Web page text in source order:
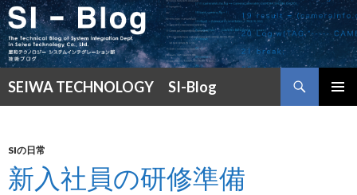
SEIWA TECHNOLOGY SI-Blog
索
ン
ツ
へ
SIの日常
新入社員の研修準備